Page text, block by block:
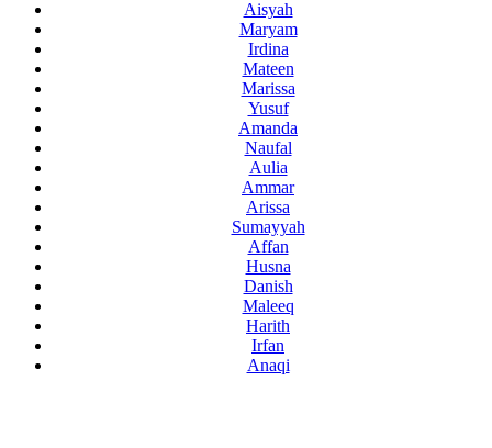
Aisyah
Maryam
Irdina
Mateen
Marissa
Yusuf
Amanda
Naufal
Aulia
Ammar
Arissa
Sumayyah
Affan
Husna
Danish
Maleeq
Harith
Irfan
Anaqi